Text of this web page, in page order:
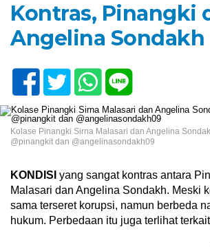
Kontras, Pinangki
Angelina Sondakh
Kolase Pinangki Sirna Malasari dan Angelina
@pinangkit dan @angelinasondakh09
KONDISI yang sangat kontras antara
Malasari dan Angelina Sondakh. Meski
sama terseret korupsi, namun berbeda
hukum. Perbedaan itu juga terlihat